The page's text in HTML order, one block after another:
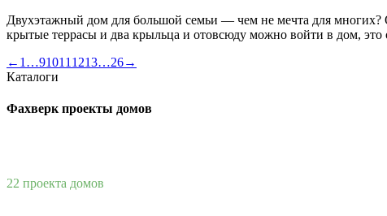
Двухэтажный дом для большой семьи — чем не мечта для многих?
крытые террасы и два крыльца и отовсюду можно войти в дом,
← 1 …91011 1213…26→
Каталоги
Фахверк проекты домов
22 проекта домов